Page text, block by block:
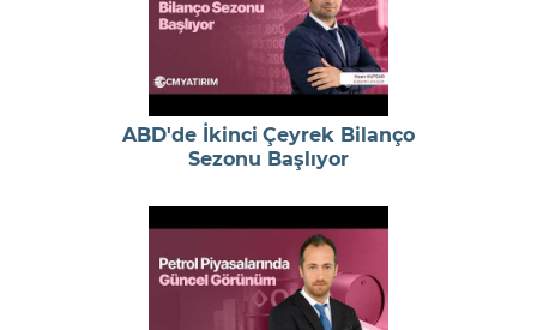
ABD'de İkinci Çeyrek Bilanço
Sezonu Başlıyor